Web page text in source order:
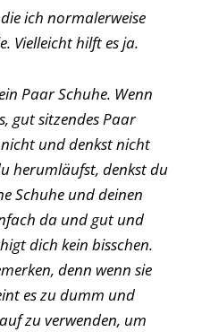
ich normalerweise
Vielleicht hilft es ja.
Paar Schuhe. Wenn
gut sitzendes Paar
und denkst nicht
herumläufst, denkst du
Schuhe und deinen
da und gut und
dich kein bisschen.
denn wenn sie
es zu dumm und
zu verwenden, um